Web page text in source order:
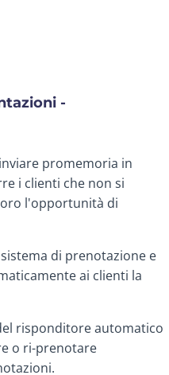
-
promemoria in
i clienti che non si
l'opportunità di
di prenotazione e
ai clienti la
risponditore automatico
o ri-prenotare